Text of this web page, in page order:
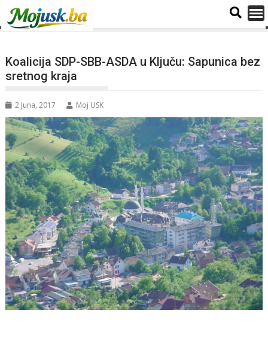
Koalicija SDP-SBB-ASDA u Ključu: Sapunica bez
sretnog kraja
2 Juna, 2017 Moj USK